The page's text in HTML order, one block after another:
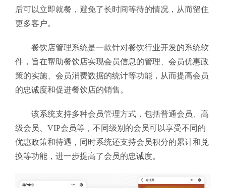
后可以立即就餐，避免了长时间等待的情况，从而留住
更多客户。
餐饮店管理系统是一款针对餐饮行业开发的系统软
件，旨在帮助餐饮店实现会员信息的管理、会员优惠政
策的实施、会员消费数据的统计等功能，从而提高会员
的忠诚度和促进餐饮店的销售。
该系统支持多种会员管理方式，包括普通会员、高
级会员、VIP会员等，不同级别的会员可以享受不同的
优惠政策和待遇，同时系统还支持会员积分的累计和兑
换等功能，进一步提高了会员的忠诚度。